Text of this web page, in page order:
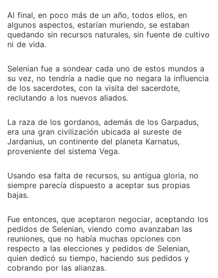
Al final, en poco más de un año, todos ellos, en
algunos aspectos, estarían muriendo, se estaban
quedando sin recursos naturales, sin fuente de cultivo
ni de vida.
Selenian fue a sondear cada uno de estos mundos a
su vez, no tendría a nadie que no negara la influencia
de los sacerdotes, con la visita del sacerdote,
reclutando a los nuevos aliados.
La raza de los gordanos, además de los Garpadus,
era una gran civilización ubicada al sureste de
Jardanius, un continente del planeta Karnatus,
proveniente del sistema Vega.
Usando esa falta de recursos, su antigua gloria, no
siempre parecía dispuesto a aceptar sus propias
bajas.
Fue entonces, que aceptaron negociar, aceptando los
pedidos de Selenian, viendo como avanzaban las
reuniones, que no había muchas opciones con
respecto a las elecciones y pedidos de Selenian,
quien dedicó su tiempo, haciendo sus pedidos y
cobrando por las alianzas.